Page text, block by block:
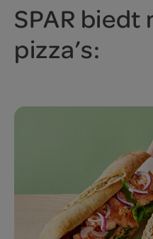
SPAR biedt
pizza’s: